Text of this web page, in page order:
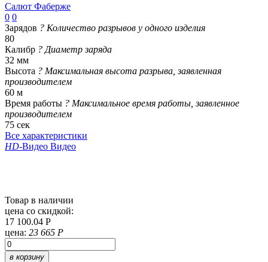
Салют Фаберже
0 0
Зарядов ? Количество разрывов у одного изделия
80
Калибр ? Диаметр заряда
32 мм
Высота ? Максимальная высота разрыва, заявленная
производителем
60 м
Время работы ? Максимальное время работы, заявленное
производителем
75 сек
Все характеристики
HD-Видео Видео
Товар в наличии
цена со скидкой:
17 100.04 Р
цена: 23 665 Р
в корзину